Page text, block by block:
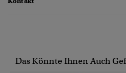
Das Könnte Ihnen Auch